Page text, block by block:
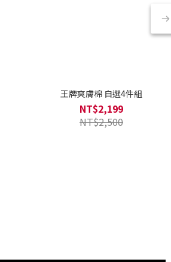
王牌爽膚棉 自選4件組
NT$2,199
NT$2,500